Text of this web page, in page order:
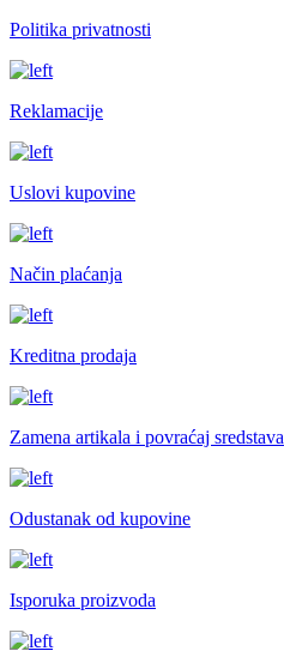
Politika privatnosti
Reklamacije
Uslovi kupovine
Način plaćanja
Kreditna prodaja
Zamena artikala i povraćaj sredstava
Odustanak od kupovine
Isporuka proizvoda